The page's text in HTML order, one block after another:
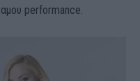
performance.